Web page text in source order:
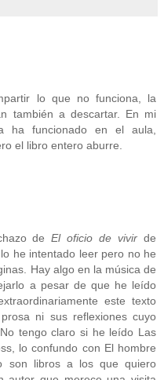
lo que no funciona, la
también a descartar. En mi
ha funcionado en el aula,
el libro entero aburre.
deEl oficio de vivir de
he intentado leer pero no he
Hay algo en la música de
a pesar de que he leído
este texto
ni sus reflexiones cuyo
tengo claro si he leído Las
lo confundo con El hombre
son libros a los que quiero